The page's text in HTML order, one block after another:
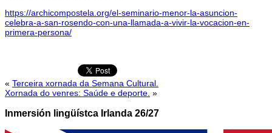
https://archicompostela.org/el-seminario-menor-la-asuncion-
celebra-a-san-rosendo-con-una-llamada-a-vivir-la-vocacion-en-
primera-persona/
« Terceira xornada da Semana Cultural.
Xornada do venres: Saúde e deporte. »
Inmersión lingüístca Irlanda 26/27